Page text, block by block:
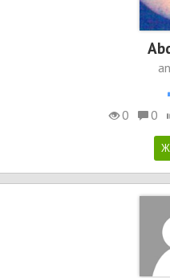
0
0